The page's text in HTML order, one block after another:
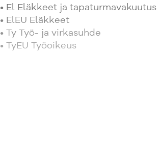
• El Eläkkeet ja tapaturmavakuutus
• ElEU Eläkkeet
• Ty Työ- ja virkasuhde
• TyEU Työoikeus